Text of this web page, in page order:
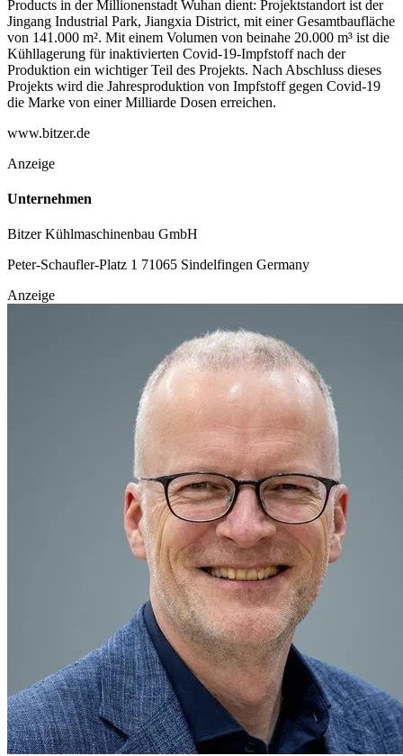
Products in der Millionenstadt Wuhan dient: Projektstandort ist der
Jingang Industrial Park, Jiangxia District, mit einer Gesamtbaufläche
von 141.000 m². Mit einem Volumen von beinahe 20.000 m³ ist die
Kühllagerung für inaktivierten Covid-19-Impfstoff nach der
Produktion ein wichtiger Teil des Projekts. Nach Abschluss dieses
Projekts wird die Jahresproduktion von Impfstoff gegen Covid-19
die Marke von einer Milliarde Dosen erreichen.
www.bitzer.de
Anzeige
Unternehmen
Bitzer Kühlmaschinenbau GmbH
Peter-Schaufler-Platz 1 71065 Sindelfingen Germany
Anzeige